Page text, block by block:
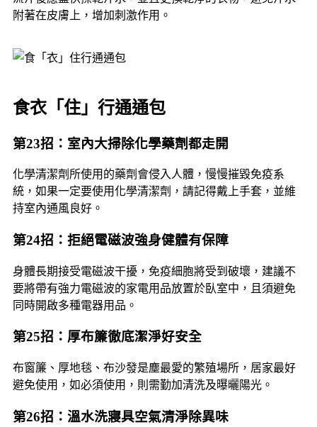
附著在皮膚上，增加刺激作用。
食衣「住」行通通包
第23招：室內大掃除化學藥劑都走開
化學清潔劑所使用的藥劑會侵入人體，慢慢摧毀免疫系
統，如果一定要使用化學清潔劑，請記得戴上手套，並維
持室內通風良好。
第24招：拒絕電磁波強身健體有保障
身體長期接受電磁波干擾，免疫細胞將受到破壞，建議不
要將帶有強力電磁波的家電用品放置於臥室中，且須避免
同時開啟多種電器用品。
第25招：厚布簾徹底潔淨好安全
布窗簾、厚地毯、布沙發是塵最愛的繁殖場所，居家最好
避免使用，如必須使用，則需勤加清洗及曝曬陽光。
第26招：溫水洗寢具空氣清淨除異味